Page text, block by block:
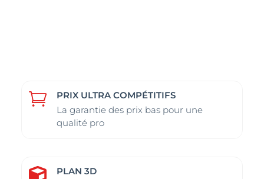
peuvent
être
choisies
page
peuvent
être
choisies
page

PRIX ULTRA COMPÉTITIFS
La garantie des prix bas pour une
qualité pro

PLAN 3D